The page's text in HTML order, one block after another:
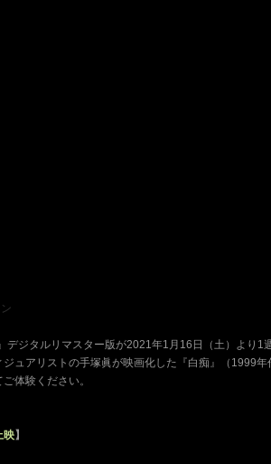
ジタルリマスター版が2021年1月16日（土）より1
ュアリストの手塚眞が映画化した『白痴』（1999
体験ください。
映】